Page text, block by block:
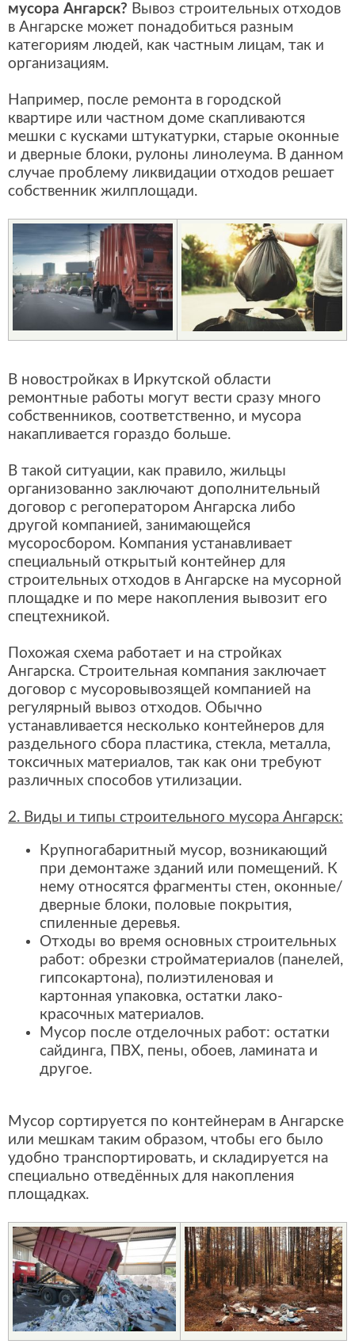
мусора Ангарск? Вывоз строительных отходов
в Ангарске может понадобиться разным
категориям людей, как частным лицам, так и
организациям.
Например, после ремонта в городской
квартире или частном доме скапливаются
мешки с кусками штукатурки, старые оконные
и дверные блоки, рулоны линолеума. В данном
случае проблему ликвидации отходов решает
собственник жилплощади.
В новостройках в Иркутской области
ремонтные работы могут вести сразу много
собственников, соответственно, и мусора
накапливается гораздо больше.
В такой ситуации, как правило, жильцы
организованно заключают дополнительный
договор с регоператором Ангарска либо
другой компанией, занимающейся
мусоросбором. Компания устанавливает
специальный открытый контейнер для
строительных отходов в Ангарске на мусорной
площадке и по мере накопления вывозит его
спецтехникой.
Похожая схема работает и на стройках
Ангарска. Строительная компания заключает
договор с мусоровывозящей компанией на
регулярный вывоз отходов. Обычно
устанавливается несколько контейнеров для
раздельного сбора пластика, стекла, металла,
токсичных материалов, так как они требуют
различных способов утилизации.
2. Виды и типы строительного мусора Ангарск:
Крупногабаритный мусор, возникающий
при демонтаже зданий или помещений. К
нему относятся фрагменты стен, оконные/
дверные блоки, половые покрытия,
спиленные деревья.
Отходы во время основных строительных
работ: обрезки стройматериалов (панелей,
гипсокартона), полиэтиленовая и
картонная упаковка, остатки лако-
красочных материалов.
Мусор после отделочных работ: остатки
сайдинга, ПВХ, пены, обоев, ламината и
другое.
Мусор сортируется по контейнерам в Ангарске
или мешкам таким образом, чтобы его было
удобно транспортировать, и складируется на
специально отведённых для накопления
площадках.